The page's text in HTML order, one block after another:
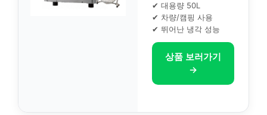
✔ 대용량 50L
✔ 차량/캠핑 사용
✔ 뛰어난 냉각 성능
상품 보러가기
→